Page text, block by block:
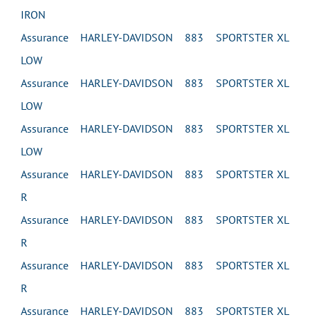
IRON
Assurance HARLEY-DAVIDSON 883 SPORTSTER XL
LOW
Assurance HARLEY-DAVIDSON 883 SPORTSTER XL
LOW
Assurance HARLEY-DAVIDSON 883 SPORTSTER XL
LOW
Assurance HARLEY-DAVIDSON 883 SPORTSTER XL
R
Assurance HARLEY-DAVIDSON 883 SPORTSTER XL
R
Assurance HARLEY-DAVIDSON 883 SPORTSTER XL
R
Assurance HARLEY-DAVIDSON 883 SPORTSTER XL